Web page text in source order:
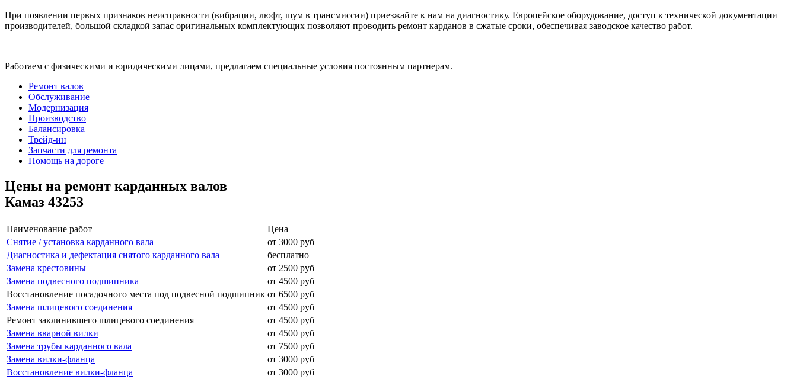
При появлении первых признаков неисправности (вибрации, люфт, шум в трансмиссии) приезжайте к нам на диагностику. Европейское оборудование, доступ к технической документации
производителей, большой складкой запас оригинальных комплектующих позволяют проводить ремонт карданов в сжатые сроки, обеспечивая заводское качество работ.
Работаем с физическими и юридическими лицами, предлагаем специальные условия постоянным партнерам.
Ремонт валов
Обслуживание
Модернизация
Производство
Балансировка
Трейд-ин
Запчасти для ремонта
Помощь на дороге
Цены на ремонт карданных валов
Камаз 43253
Наименование работ
Цена
Снятие / установка карданного вала
от 3000 руб
Диагностика и дефектация снятого карданного вала
бесплатно
Замена крестовины
от 2500 руб
Замена подвесного подшипника
от 4500 руб
Восстановление посадочного места под подвесной подшипник от 6500 руб
Замена шлицевого соединения
от 4500 руб
Ремонт заклинившего шлицевого соединения
от 4500 руб
Замена вварной вилки
от 4500 руб
Замена трубы карданного вала
от 7500 руб
Замена вилки-фланца
от 3000 руб
Восстановление вилки-фланца
от 3000 руб